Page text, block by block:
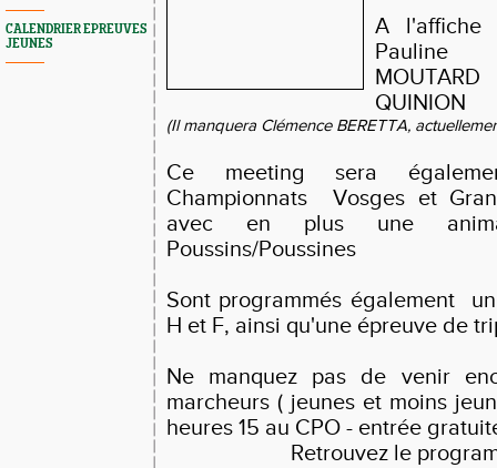
CALENDRIER EPREUVES
JEUNES
A
Pauline
QUINION
(Il manquera Clémence BERETTA,
Ce meeting sera
Championnats Vosges et
avec en plus une
Poussins/Poussines
Sont programmés également
H et F, ainsi qu'une épreuve de
Ne manquez pas de venir
marcheurs ( jeunes et moins
heures 15 au CPO - entrée
Retrouvez le